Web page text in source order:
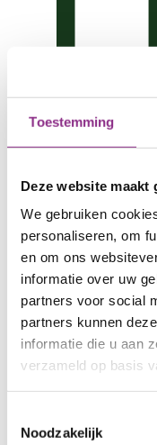
Toestemming
Deze website maakt
We gebruiken
personaliseren, om
en om ons
informatie over uw
partners voor social
partners kunnen
informatie die u aan
verzameld op basis
Noodzakelijk
Warmtenet
Vertel me meer